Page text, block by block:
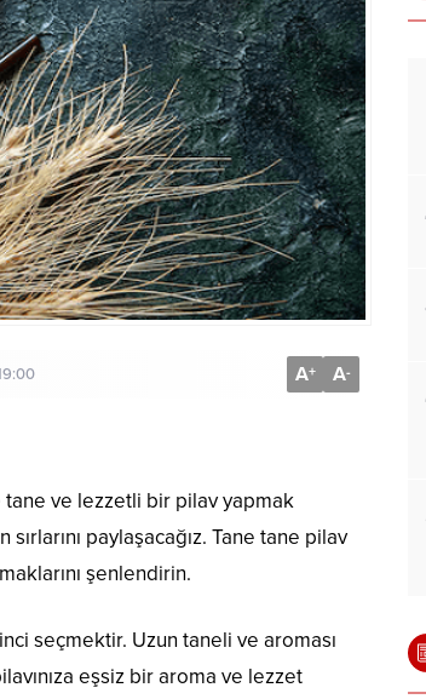
A+ A-
tane ve lezzetli bir pilav yapmak
paylaşacağız. Tane tane pilav
şenlendirin.
seçmektir. Uzun taneli ve aroması
eşsiz bir aroma ve lezzet